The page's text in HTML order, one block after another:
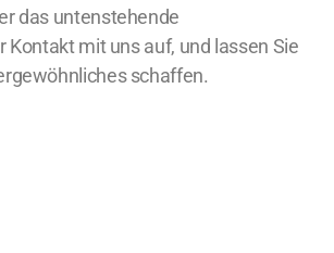
das untenstehende
Kontakt mit uns auf, und lassen Sie
schaffen.